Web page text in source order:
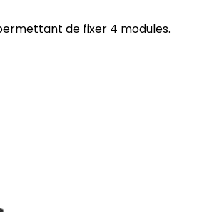
de fixer 4 modules.